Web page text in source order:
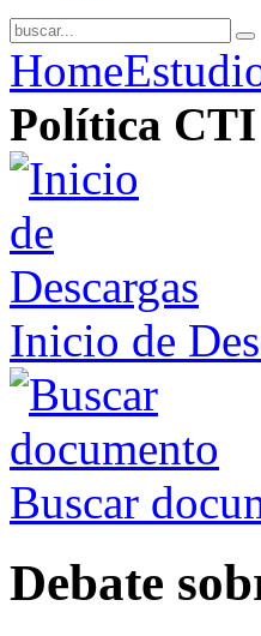
Home
Política
Inicio de
Buscar
Debate